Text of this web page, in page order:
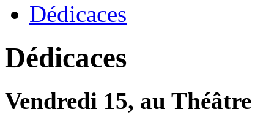
Dédicaces
Dédicaces
Vendredi 15, au Théâtre